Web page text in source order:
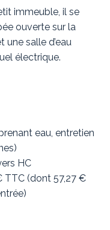
immeuble, il se
ouverte sur la
une salle d’eau
électrique.
eau, entretien
HC
TTC (dont 57,27 €